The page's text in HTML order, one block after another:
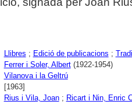
Llibres ; Edició de publicacions ;
Ferrer i Soler, Albert(1922-1954)
Vilanova i la Geltrú
[1963]
Rius i Vila, Joan; Ricart i Nin, Enric